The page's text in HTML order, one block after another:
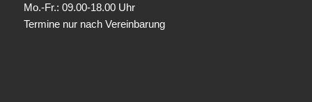
Mo.-Fr.: 09.00-18.00 Uhr
Termine nur nach Vereinbarung